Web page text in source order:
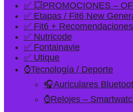
✅ 💥PROMOCIONES –
✅ Etapas / Fit6 New
✅ Fit6 + Recomendaciones
✅ Nutricode
✅ Fontainavie
✅ Utique
⌚Tecnología / Deporte
🎧Auriculares
⌚Relojes –